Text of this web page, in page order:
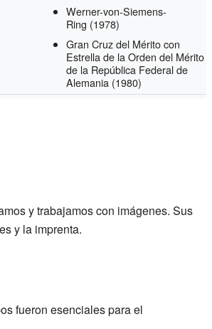
Werner-von-Siemens-
Ring (1978)
Gran Cruz del Mérito con
Estrella de la Orden del Mérito
de la República Federal de
Alemania (1980)
y trabajamos con imágenes. Sus
y la imprenta.
fueron esenciales para el